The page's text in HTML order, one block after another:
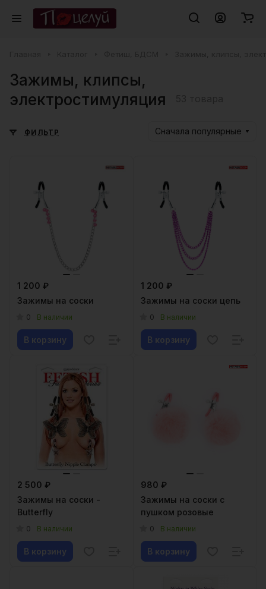
Зажимы, клипсы,
электростимуляция
ФИЛЬТР Сначала популярные
1 200 ₽
Зажимы на соски
0 В наличии
В корзину
1 200 ₽
Зажимы на соски цепь
0 В наличии
В корзину
2 500 ₽
Зажимы на соски -
Butterfly
0 В наличии
В корзину
980 ₽
Зажимы на соски с
пушком розовые
0 В наличии
В корзину